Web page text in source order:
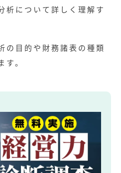
析について詳しく理解す
の目的や財務諸表の種類
。